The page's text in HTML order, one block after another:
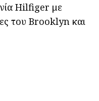
Hilfiger με
του Brooklyn και